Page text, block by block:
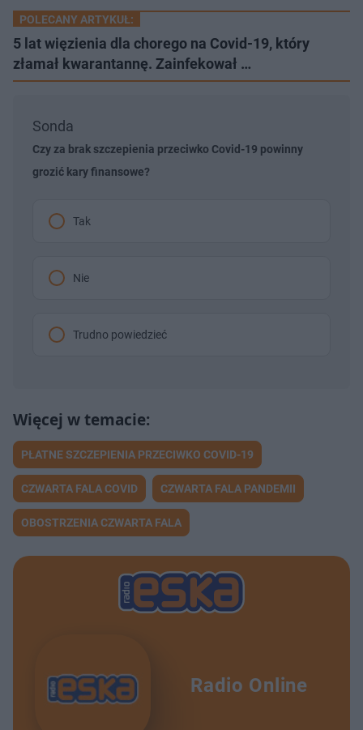
POLECANY ARTYKUŁ:
5 lat więzienia dla chorego na Covid-19, który
złamał kwarantannę. Zainfekował …
Sonda
Czy za brak szczepienia przeciwko Covid-19 powinny
grozić kary finansowe?
Tak
Nie
Trudno powiedzieć
PŁATNE SZCZEPIENIA PRZECIWKO COVID-19
CZWARTA FALA COVID CZWARTA FALA PANDEMII
OBOSTRZENIA CZWARTA FALA
Radio Online